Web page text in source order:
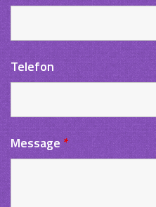
Telefon
Message *